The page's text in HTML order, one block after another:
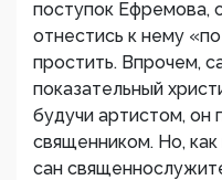
поступок Ефремова,
отнестись к нему
простить. Впрочем,
показательный
будучи артистом, он
священником. Но,
сан